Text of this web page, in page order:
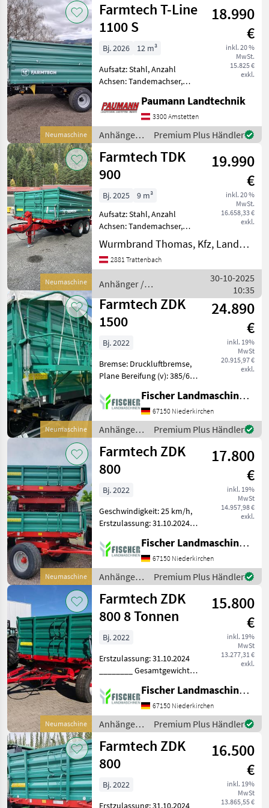
Druckluftbrems
Beregnung
/ Farmtech
Neumaschine
Farmtech T-Line
1100 S
18.990
€
inkl. 20 %
MwSt.
15.825 €
exkl.
Bj. 2026
12 m³
Aufsatz: Stahl, Anzahl
Achsen: Tandemachser,
Kipper, Bremse:
Druckluftbremse, Pendel-
Bordwände, Typenschein,
Sattelstützwinde - 11t
Tandemkipper
Paumann Landtechnik
3300 Amstetten
Anhänger /
Farmtech
Premium Plus Händler
Neumaschine
Farmtech TDK
900
19.990
€
inkl. 20 %
MwSt.
16.658,33 €
exkl.
Bj. 2025
9 m³
Aufsatz: Stahl, Anzahl
Achsen: Tandemachser,
Kipper-Bauart: Dreiseiten-
Kipper, Bremse:
Druckluftbremse Farmtech
R18 Mitas Nutzlast: 6700kg
Wurmbrand Thomas, Kfz, Landmaschinen, Reparatur
2881 Trattenbach
Anhänger /
Farmtech
30-10-2025
10:35
Neumaschine
Farmtech ZDK
1500
24.890
€
inkl. 19%
MwSt
20.915,97 €
exkl.
Bj. 2022
Bremse: Druckluftbremse,
Plane Bereifung (v): 385/65
(v): 100 %, Bereifung (h):
385/65 822.5, Zustand-
Bereifung (h): 100 %,
Geschwindigke
Fischer Landmaschinen GmbH
67150 Niederkirchen
Anhänger /
Farmtech
Premium Plus Händler
Neumaschine
Farmtech ZDK
800
17.800
€
inkl. 19%
MwSt
14.957,98 €
exkl.
Bj. 2022
Geschwindigkeit: 25 km/h,
Erstzulassung: 31.10.2024
8.000 kg, Bordwandhöhe
500+500 mm, 4-Rad-
Auflaufeinrichtung,
Bereifung 355/60 18IMITAS
Fischer Landmaschinen GmbH
67150 Niederkirchen
Anhänger /
Farmtech
Premium Plus Händler
Neumaschine
Farmtech ZDK
800 8 Tonnen
15.800
€
inkl. 19%
MwSt
13.277,31 €
exkl.
Bj. 2022
Erstzulassung: 31.10.2024
________ Gesamtgewicht
500+500 mm 4-Rad-
Auflaufeinrichtung
Bereifung 355/60
R18IMITASIATI142J
Bordwandverstärkung Hyd
Fischer Landmaschinen GmbH
67150 Niederkirchen
Anhänger /
Farmtech
Premium Plus Händler
Farmtech ZDK
800
16.500
€
inkl. 19%
MwSt
13.865,55 €
Bj. 2022
Erstzulassung: 31.10.2024